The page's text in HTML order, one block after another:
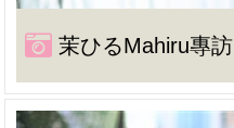
茉ひるMahiru專訪